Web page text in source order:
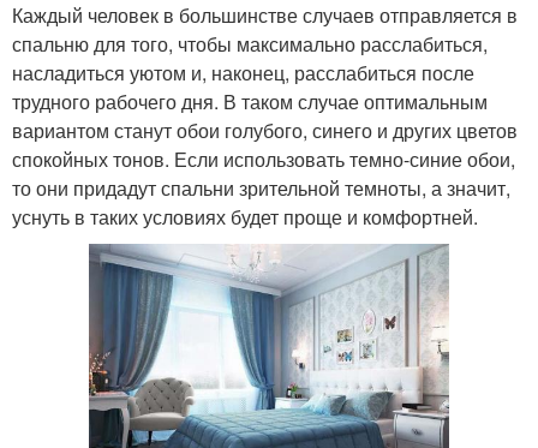
Каждый человек в большинстве случаев отправляется в
спальню для того, чтобы максимально расслабиться,
насладиться уютом и, наконец, расслабиться после
трудного рабочего дня. В таком случае оптимальным
вариантом станут обои голубого, синего и других цветов
спокойных тонов. Если использовать темно-синие обои,
то они придадут спальни зрительной темноты, а значит,
уснуть в таких условиях будет проще и комфортней.